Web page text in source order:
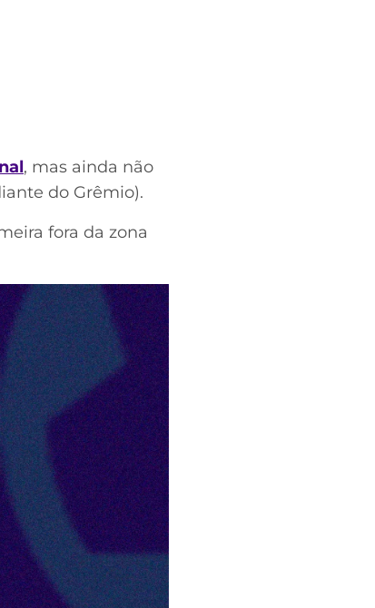
, mas ainda não
do Grêmio).
fora da zona